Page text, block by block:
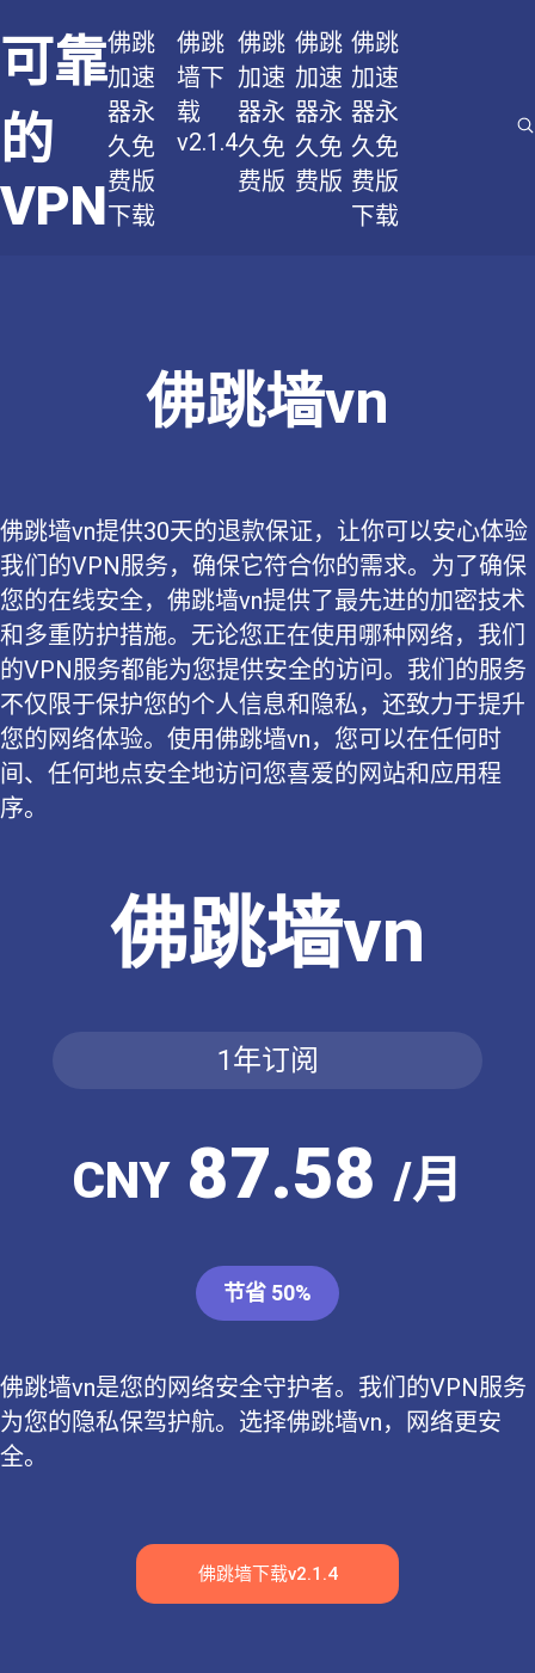
可靠
的
VPN
佛跳
加速
器永
久免
费版
下载
佛跳
墙下
载
v2.1.4
佛跳
加速
器永
久免
费版
佛跳
加速
器永
久免
费版
佛跳
加速
器永
久免
费版
下载
佛跳墙vn
佛跳墙vn提供30天的退款保证，让你可以安心体验
我们的VPN服务，确保它符合你的需求。为了确保
您的在线安全，佛跳墙vn提供了最先进的加密技术
和多重防护措施。无论您正在使用哪种网络，我们
的VPN服务都能为您提供安全的访问。我们的服务
不仅限于保护您的个人信息和隐私，还致力于提升
您的网络体验。使用佛跳墙vn，您可以在任何时
间、任何地点安全地访问您喜爱的网站和应用程
序。
佛跳墙vn
1年订阅
CNY87.58 /月
节省 50%
佛跳墙vn是您的网络安全守护者。我们的VPN服务
为您的隐私保驾护航。选择佛跳墙vn，网络更安
全。
佛跳墙下载v2.1.4